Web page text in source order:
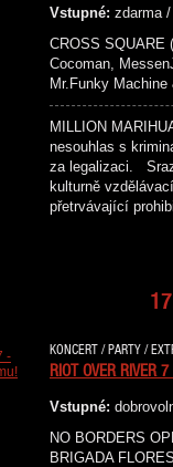
Vstupné: zdarma
CROSS SQUARE
Cocoman,
Mr.Funky
MILLION
nesouhlas s
za legalizaci.
kulturně
přetrvávající
KONCERT / PARTY /
RIOT OVER
Vstupné:
NO BORDERS
BRIGADA